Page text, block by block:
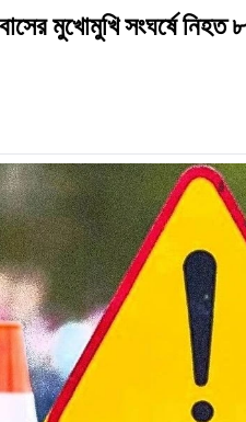
মুখোমুখি সংঘর্ষে নিহত ৮